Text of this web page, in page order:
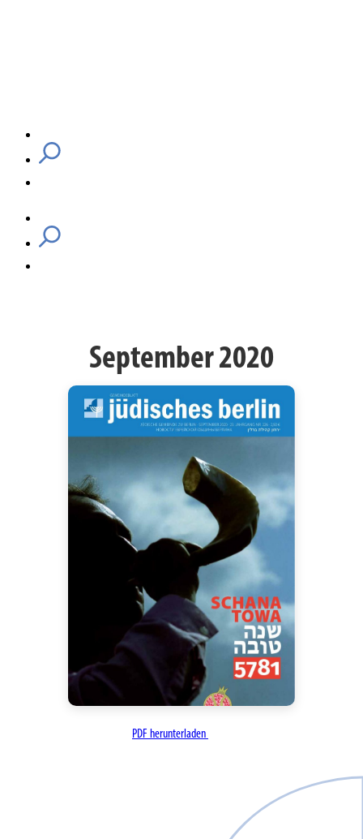
September 2020
PDF herunterladen